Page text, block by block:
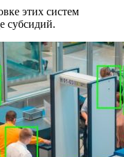
этих систем
субсидий.